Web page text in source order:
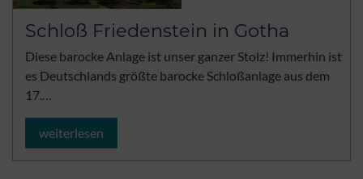
Schloß Friedenstein in Gotha
Diese barocke Anlage ist unser ganzer Stolz! Immerhin ist
es Deutschlands größte barocke Schloßanlage aus dem
17.…
weiterlesen